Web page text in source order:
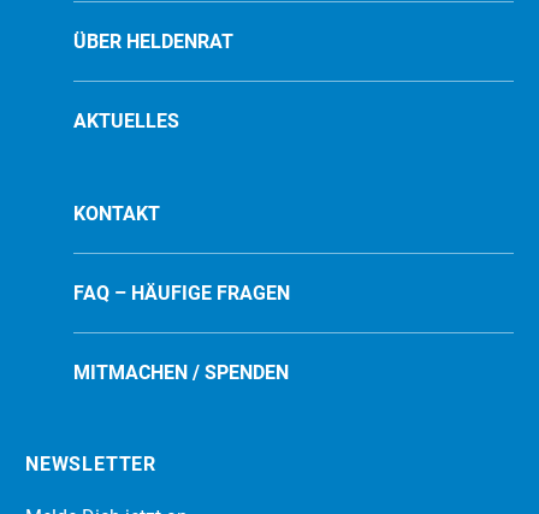
ÜBER HELDENRAT
AKTUELLES
KONTAKT
FAQ – HÄUFIGE FRAGEN
MITMACHEN / SPENDEN
NEWSLETTER